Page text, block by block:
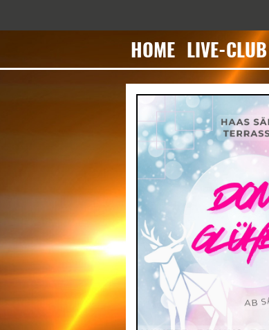
HOME LIVE-CLUB
Veranstaltungen
Impressionen
Geschichte
Mieten